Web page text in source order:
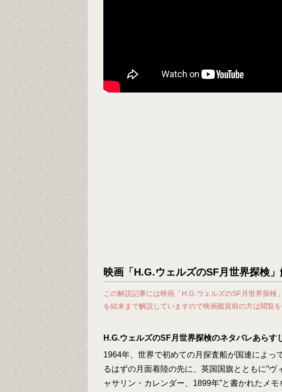
映画「H.G.ウェルズのSF月世界探検
この解説記事には映画「H.G.ウェルズのSF月世界探検
を結末まで解説していますので映画鑑賞前の方は閲覧を
H.G.ウェルズのSF月世界探検のネタバレあらす
1964年、世界で初めての月探査船が国連によっ
るはずの月面着陸の先に、英国国旗とともに”ヴ
ャサリン・カレンダー、1899年”と書かれたメモ